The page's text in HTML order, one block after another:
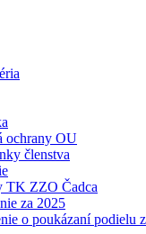
ochrany OU
členstva
TK ZZO Čadca
za 2025
o poukázaní podielu